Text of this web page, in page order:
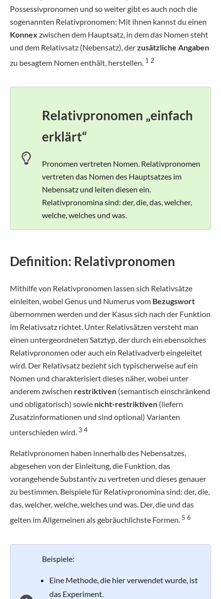
Possessivpronomen und so weiter gibt es auch noch die
sogenannten Relativpronomen: Mit ihnen kannst du einen
Konnex zwischen dem Hauptsatz, in dem das Nomen steht
und dem Relativsatz (Nebensatz), derzusätzliche Angaben
zu besagtem Nomen enthält, herstellen. 1 2
Relativpronomen „einfach
erklärt“
Pronomen vertreten Nomen. Relativpronomen
vertreten das Nomen des Hauptsatzes im
Nebensatz und leiten diesen ein.
Relativpronomina sind: der, die, das, welcher,
welche, welches und was.
Definition: Relativpronomen
Mithilfe von Relativpronomen lassen sich Relativsätze
einleiten, wobei Genus und Numerus vom Bezugswort
übernommen werden und der Kasus sich nach der Funktion
im Relativsatz richtet. Unter Relativsätzen versteht man
einen untergeordneten Satztyp, der durch ein ebensolches
Relativpronomen oder auch ein Relativadverb eingeleitet
wird. Der Relativsatz bezieht sich typischerweise auf ein
Nomen und charakterisiert dieses näher, wobei unter
anderem zwischen restriktiven (semantisch einschränkend
und obligatorisch) sowie nicht-restriktiven (liefern
Zusatzinformationen und sind optional) Varianten
unterschieden wird.3 4
Relativpronomen haben innerhalb des Nebensatzes,
abgesehen von der Einleitung, die Funktion, das
vorangehende Substantiv zu vertreten und dieses genauer
zu bestimmen. Beispiele für Relativpronomina sind: der, die,
das, welcher, welche, welches und was. Der, die und das
gelten im Allgemeinen als gebräuchlichste Formen. 5 6
Beispiele:
Eine Methode, die hier verwendet wurde, ist
das Experiment.